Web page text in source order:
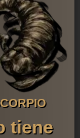
tiene